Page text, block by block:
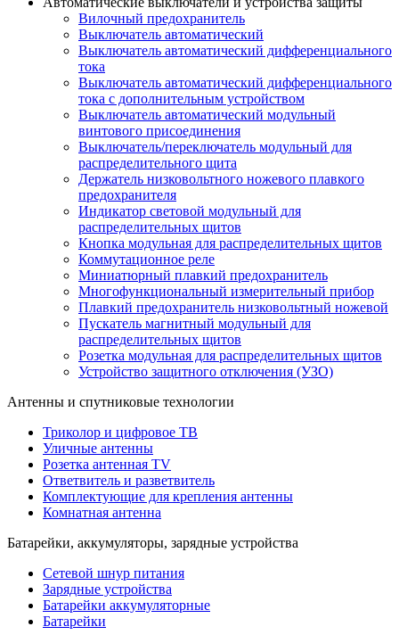
Вилочный предохранитель
Выключатель автоматический
Выключатель автоматический дифференциального
тока
Выключатель автоматический дифференциального
тока с дополнительным устройством
Выключатель автоматический модульный
винтового присоединения
Выключатель/переключатель модульный для
распределительного щита
Держатель низковольтного ножевого плавкого
предохранителя
Индикатор световой модульный для
распределительных щитов
Кнопка модульная для распределительных щитов
Коммутационное реле
Миниатюрный плавкий предохранитель
Многофункциональный измерительный прибор
Плавкий предохранитель низковольтный ножевой
Пускатель магнитный модульный для
распределительных щитов
Розетка модульная для распределительных щитов
Устройство защитного отключения (УЗО)
Антенны и спутниковые технологии
Триколор и цифровое ТВ
Уличные антенны
Розетка антенная TV
Ответвитель и разветвитель
Комплектующие для крепления антенны
Комнатная антенна
Батарейки, аккумуляторы, зарядные устройства
Сетевой шнур питания
Зарядные устройства
Батарейки аккумуляторные
Батарейки